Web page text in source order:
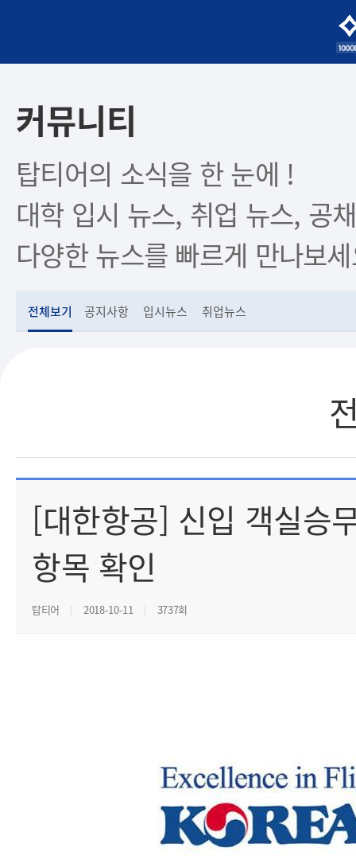
커뮤니티
탑티어의 소식을 한 눈에 !
대학 입시 뉴스, 취업 뉴스, 공
다양한 뉴스를 빠르게 만나보
전체보기 공지사항 입시뉴스 취업뉴스
[대한항공] 신입 객실승
항목 확인
탑티어 2018-10-11 3737회